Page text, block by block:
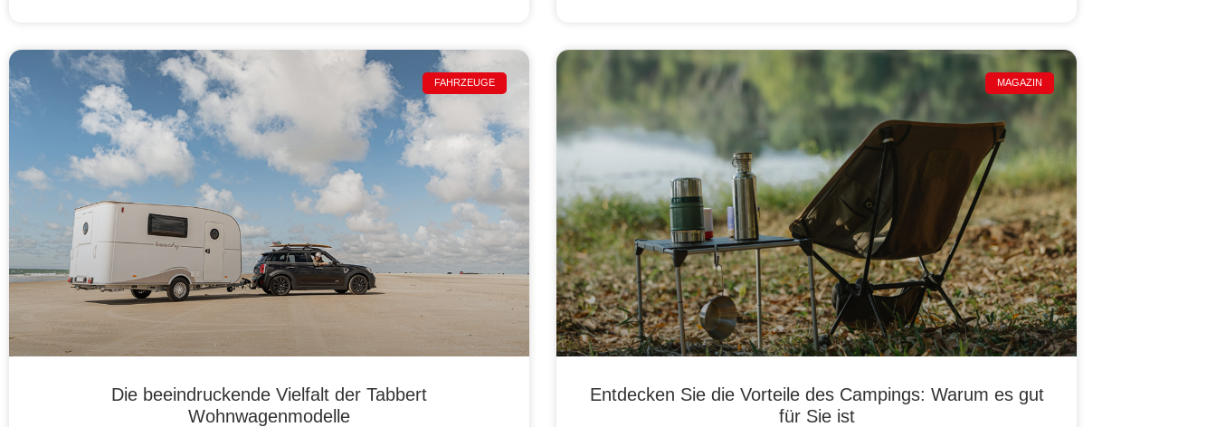
FAHRZEUGE
Die beeindruckende Vielfalt der Tabbert
Wohnwagenmodelle
MAGAZIN
Entdecken Sie die Vorteile des Campings: Warum es gut
für Sie ist